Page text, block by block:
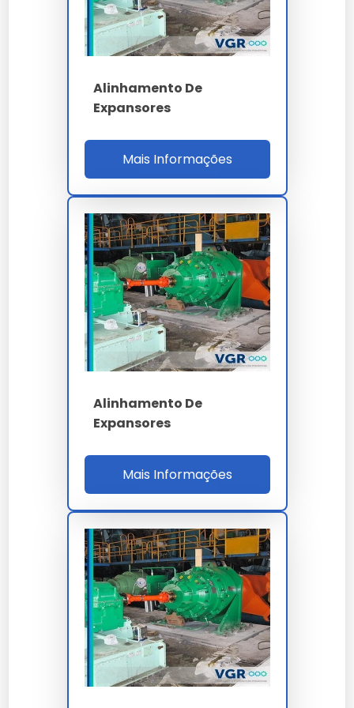
Como solicitar uma proposta
em larga escala?
separadores de óleo, basta encaminhar sua
necessidade via formulário no site para nossa equipe.
Qual o diferencial de
alinhamento de separadores de
óleo em nossa empresa?
Nossas soluções passam por rigorosos controles,
garantindo performance superior às alternativas
Existe garantia para
alinhamento de separadores de
Sim, todos os nossos modelos de alinhamento de
separadores de óleo contam com garantia de fábrica
alinhamento de separadores de óleo
investir na continuidade da sua operação com alto
padrão de qualidade.
Nossa equipe técnica está à disposição para sanar
dúvidas sobre a melhor forma de implementar o
alinhamento de separadores de óleo no seu fluxo de
alinhamento de separadores de óleo
entregue por nossa empresa carrega anos de
pesquisa e desenvolvimento focado em eficiência
Ao nos escolher, você opta por um parceiro que
Alinhamento De
Expansores
Mais Informações
Alinhamento De
Expansores
Mais Informações